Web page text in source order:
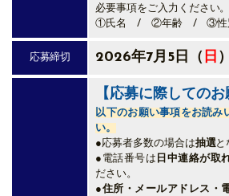
必要事項をご入力ください。
①氏名 / ②年齢 / ③
応募締切 2026年7月5日（ 日 ）
【応募に際してのお
以下のお願い事項をお読み
い。
●応募者多数の場合は抽選と
●電話番号は 日中連絡が取
ださい。
●住所・メールアドレス・